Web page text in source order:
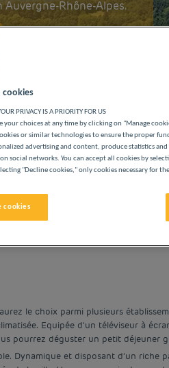
Rhône-Alpes.
PAS CHERS
forward to interact with
Navigate
le choix parmi plusieurs
Equipée d’un téléviseur à
pourrez déguster un petit déjeuner
Dynamique et disposant d’un
cookies
PRIVACY IS A PRIORITY FOR US
your choices at any time by clicking on "Manage
or similar technologies to ensure the proper
advertising and content, produce statistics
social networks. You can accept all cookies by
"Decline cookies," only cookies necessary for
cookies